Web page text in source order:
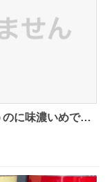
に味濃いめで満